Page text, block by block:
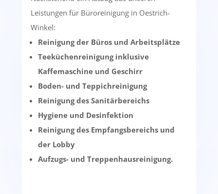
Leistungen für Büroreinigung in Oestrich-
Winkel:
Reinigung der Büros und Arbeitsplätze
Teeküchenreinigung inklusive
Kaffemaschine und Geschirr
Boden- und Teppichreinigung
Reinigung des Sanitärbereichs
Hygiene und Desinfektion
Reinigung des Empfangsbereichs und
der Lobby
Aufzugs- und Treppenhausreinigung.